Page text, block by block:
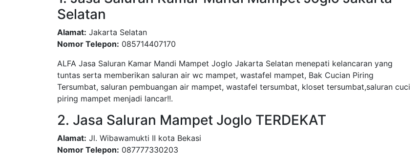
Selatan
Alamat: Jakarta Selatan
Nomor Telepon: 085714407170
ALFA Jasa Saluran Kamar Mandi Mampet Joglo Jakarta Selatan menepati kelancaran yang
tuntas serta memberikan saluran air wc mampet, wastafel mampet, Bak Cucian Piring
Tersumbat, saluran pembuangan air mampet, wastafel tersumbat, kloset tersumbat,saluran cuci
piring mampet menjadi lancar!!.
2. Jasa Saluran Mampet Joglo TERDEKAT
Alamat: Jl. Wibawamukti II kota Bekasi
Nomor Telepon: 087777330203